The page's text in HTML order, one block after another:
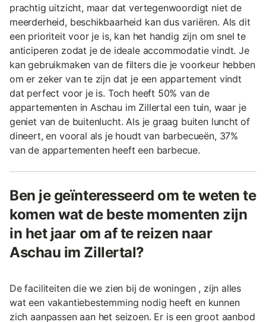
prachtig uitzicht, maar dat vertegenwoordigt niet de
meerderheid, beschikbaarheid kan dus variëren. Als dit
een prioriteit voor je is, kan het handig zijn om snel te
anticiperen zodat je de ideale accommodatie vindt. Je
kan gebruikmaken van de filters die je voorkeur hebben
om er zeker van te zijn dat je een appartement vindt
dat perfect voor je is. Toch heeft 50% van de
appartementen in Aschau im Zillertal een tuin, waar je
geniet van de buitenlucht. Als je graag buiten luncht of
dineert, en vooral als je houdt van barbecueën, 37%
van de appartementen heeft een barbecue.
Ben je geïnteresseerd om te weten te
komen wat de beste momenten zijn
in het jaar om af te reizen naar
Aschau im Zillertal?
De faciliteiten die we zien bij de woningen , zijn alles
wat een vakantiebestemming nodig heeft en kunnen
zich aanpassen aan het seizoen. Er is een groot aanbod